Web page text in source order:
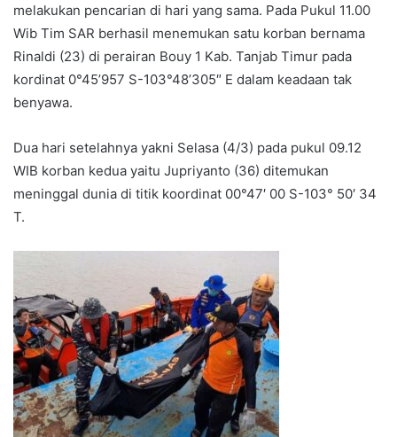
melakukan pencarian di hari yang sama. Pada Pukul 11.00
Wib Tim SAR berhasil menemukan satu korban bernama
Rinaldi (23) di perairan Bouy 1 Kab. Tanjab Timur pada
kordinat 0°45’957 S-103°48’305″ E dalam keadaan tak
benyawa.
Dua hari setelahnya yakni Selasa (4/3) pada pukul 09.12
WIB korban kedua yaitu Jupriyanto (36) ditemukan
meninggal dunia di titik koordinat 00°47′ 00 S-103° 50′ 34
T.